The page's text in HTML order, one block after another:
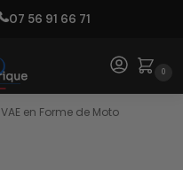
07 56 91 66 71
0
VAE en Forme de Moto